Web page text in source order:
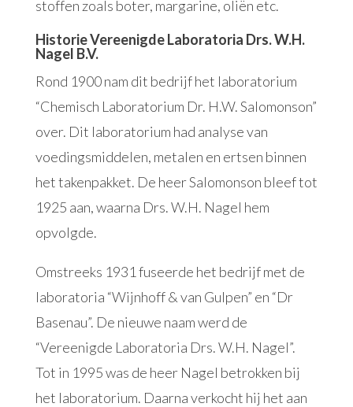
stoffen zoals boter, margarine, oliën etc.
Historie Vereenigde Laboratoria Drs. W.H.
Nagel B.V.
Rond 1900 nam dit bedrijf het laboratorium
“Chemisch Laboratorium Dr. H.W. Salomonson”
over. Dit laboratorium had analyse van
voedingsmiddelen, metalen en ertsen binnen
het takenpakket. De heer Salomonson bleef tot
1925 aan, waarna Drs. W.H. Nagel hem
opvolgde.
Omstreeks 1931 fuseerde het bedrijf met de
laboratoria “Wijnhoff & van Gulpen” en “Dr
Basenau”. De nieuwe naam werd de
“Vereenigde Laboratoria Drs. W.H. Nagel”.
Tot in 1995 was de heer Nagel betrokken bij
het laboratorium. Daarna verkocht hij het aan